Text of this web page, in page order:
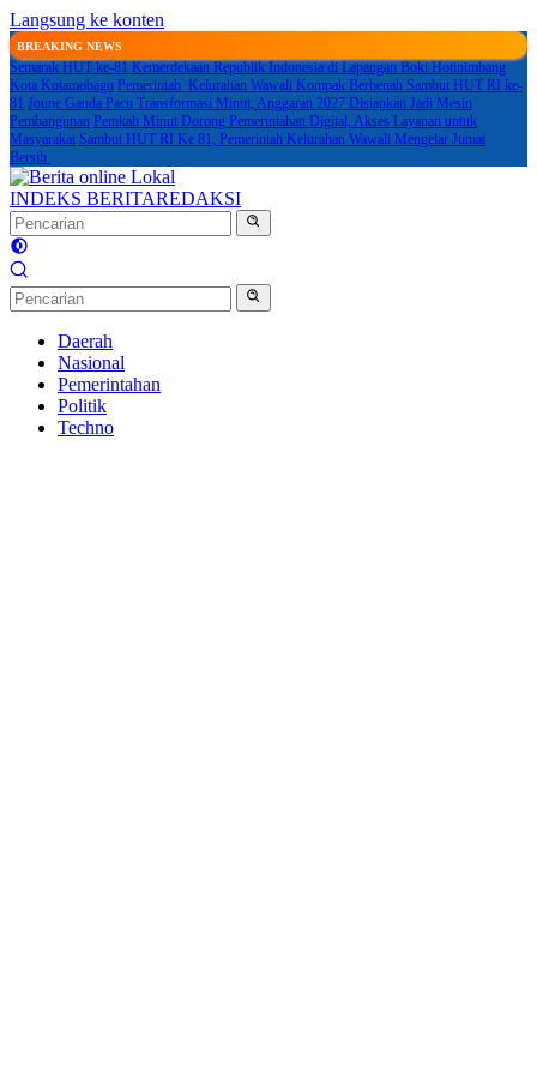
Langsung ke konten
BREAKING NEWS
Semarak HUT ke-81 Kemerdekaan Republik Indonesia di Lapangan Boki Hotinimbang
Kota Kotamobagu Pemerintah Kelurahan Wawali Kompak Berbenah Sambut HUT RI ke-
81 Joune Ganda Pacu Transformasi Minut, Anggaran 2027 Disiapkan Jadi Mesin
Pembangunan Pemkab Minut Dorong Pemerintahan Digital, Akses Layanan untuk
Masyarakat Sambut HUT RI Ke 81, Pemerintah Kelurahan Wawali Mengelar Jumat
Bersih
INDEKS BERITAREDAKSI
Daerah
Nasional
Pemerintahan
Politik
Techno